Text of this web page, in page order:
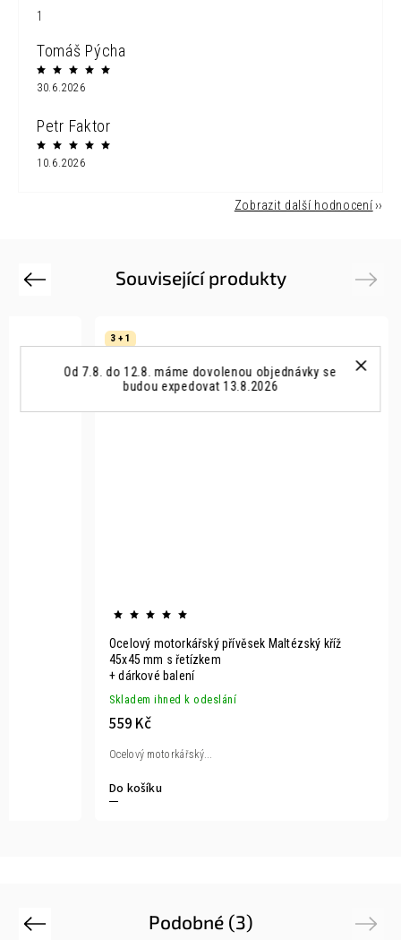
Od 7.8. do 12.8. máme dovolenou objednávky se
budou expedovat 13.8.2026
1
Tomáš Pýcha
30.6.2026
Petr Faktor
10.6.2026
Zobrazit další hodnocení
Související produkty
Previous
3 + 1
Ocelový motorkářský přívěsek Maltézský kříž
45x45 mm s řetízkem
+ dárkové balení
Skladem ihned k odeslání
559 Kč
Do košíku
Ocelový motorkářský...
Next
Podobné (3)
Previous Next